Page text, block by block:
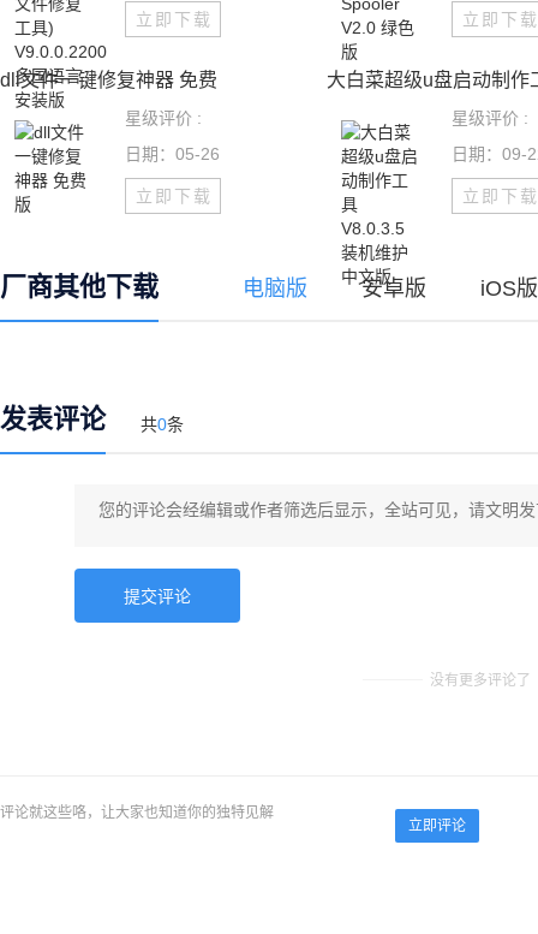
立即下载 立即下载
dll文件一键修复神器 免费
星级评价 :
日期：05-26
立即下载
大白菜超级u盘启动制作
星级评价 :
日期：09-
立即下载
厂商其他下载 电脑版 安卓版 iOS版
发表评论 共0条
没有更多评论了
评论就这些咯，让大家也知道你的独特见解
立即评论